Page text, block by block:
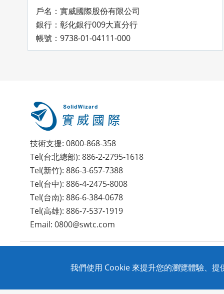
戶名：實威國際股份有限公司
銀行：彰化銀行009大直分行
帳號：9738-01-04111-000
技術支援: 0800-868-358
Tel(台北總部): 886-2-2795-1618
Tel(新竹): 886-3-657-7388
Tel(台中): 886-4-2475-8008
Tel(台南): 886-6-384-0678
Tel(高雄): 886-7-537-1919
Email: 0800@swtc.com
我們使用 Cookie 來提升您的瀏覽體驗、